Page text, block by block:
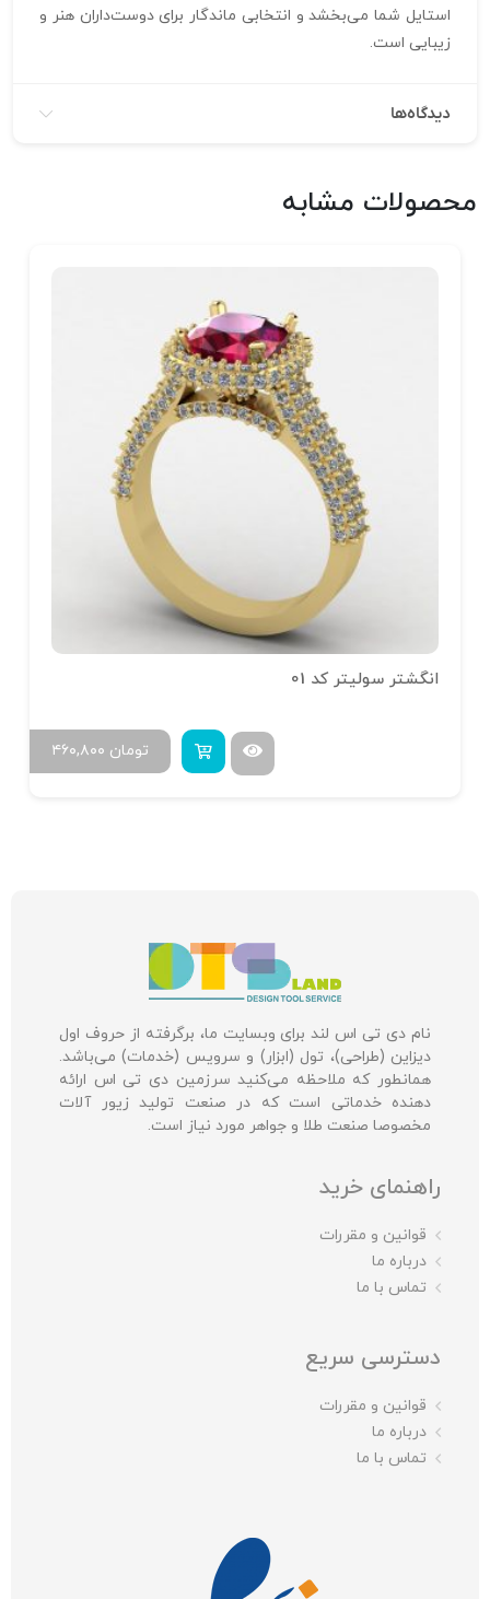
استایل شما می‌بخشد و انتخابی ماندگار برای دوست‌داران هنر و
زیبایی است.
دیدگاه‌ها
محصولات مشابه
انگشتر سولیتر کد 01
۴۶۰,۸۰۰ تومان
نام دی تی اس لند برای وبسایت ما، برگرفته از حروف اول
دیزاین (طراحی)، تول (ابزار) و سرویس (خدمات) می‌باشد.
همانطور که ملاحظه می‌کنید سرزمین دی تی اس ارائه
دهنده خدماتی است که در صنعت تولید زیور آلات
مخصوصا صنعت طلا و جواهر مورد نیاز است.
راهنمای خرید
قوانین و مقررات
درباره ما
تماس با ما
دسترسی سریع
قوانین و مقررات
درباره ما
تماس با ما